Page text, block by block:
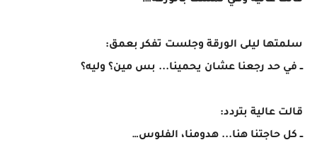
سلمتها ليلى الورقة وجلست تفكر بعمق:
ــ في حد رجعنا عشان يحمينا... بس مين؟ وليه؟
قالت عالية بتردد:
ــ كل حاجتنا هنا... هدومنا، الفلوس…